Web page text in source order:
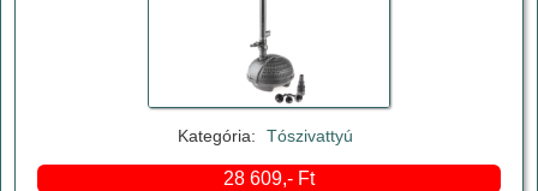
Kategória: Tószivattyú
28 609,- Ft